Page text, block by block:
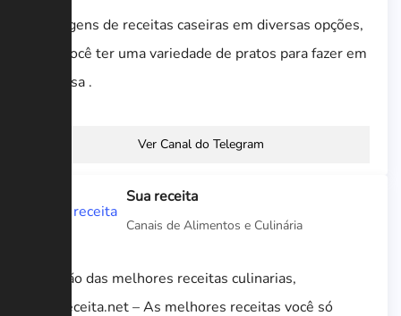
Postagens de receitas caseiras em diversas opções,
para você ter uma variedade de pratos para fazer em
sua casa .
Ver Canal do Telegram
Sua receita
Canais de Alimentos e Culinária
Seleção das melhores receitas culinarias,
SuaReceita.net – As melhores receitas você só